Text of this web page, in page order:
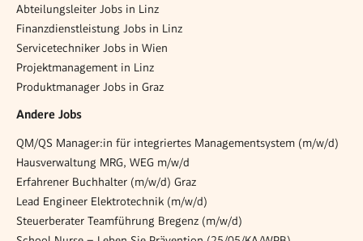
Abteilungsleiter Jobs in Linz
Finanzdienstleistung Jobs in Linz
Servicetechniker Jobs in Wien
Projektmanagement in Linz
Produktmanager Jobs in Graz
Andere Jobs
QM/QS Manager:in für integriertes Managementsystem (m/w/d)
Hausverwaltung MRG, WEG m/w/d
Erfahrener Buchhalter (m/w/d) Graz
Lead Engineer Elektrotechnik (m/w/d)
Steuerberater Teamführung Bregenz (m/w/d)